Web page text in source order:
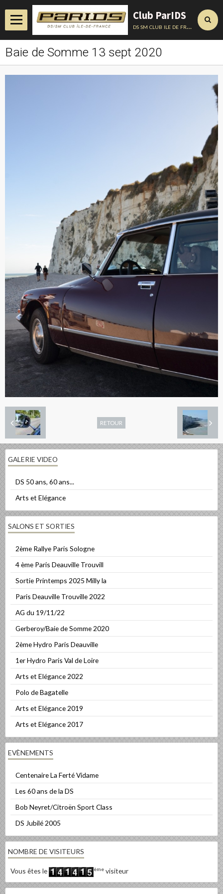
Club ParIDS
ds sm club ile de france
Accueil
Baie de Somme 13 sept 2020
RETOUR
GALERIE VIDEO
DS 50 ans, 60 ans...
Arts et Elégance
SALONS ET SORTIES
2ème Rallye Paris Sologne
4 ème Paris Deauville Trouvill
Sortie Printemps 2025 Milly la
Paris Deauville Trouville 2022
AG du 19/11/22
Gerberoy/Baie de Somme 2020
2ème Hydro Paris Deauville
1er Hydro Paris Val de Loire
Arts et Elégance 2022
Polo de Bagatelle
Arts et Elégance 2019
Arts et Elégance 2017
EVÈNEMENTS
Centenaire La Ferté Vidame
Les 60 ans de la DS
Bob Neyret/Citroën Sport Class
DS Jubilé 2005
NOMBRE DE VISITEURS
Vous êtes le ème visiteur